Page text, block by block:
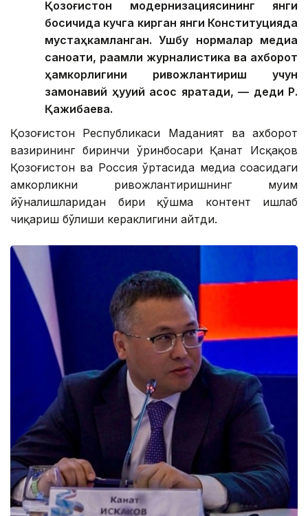
рақамли хавфсизликни таъминлаш
Қозоғистон модернизациясининг янги
босқичида кучга кирган янги Конституцияда
мустаҳкамланган. Ушбу нормалар медиа
саноати, рақамли журналистика ва ахборот
ҳамкорлигини ривожлантириш учун
замонавий ҳуқуқий асос яратади, — деди Р.
Қажибаева.
Қозоғистон Республикаси Маданият ва ахборот
вазирининг биринчи ўринбосари Қанат Исқақов
Қозоғистон ва Россия ўртасида медиа соҳасидаги
ҳамкорликни ривожлантиришнинг муҳим
йўналишларидан бири қўшма контент ишлаб